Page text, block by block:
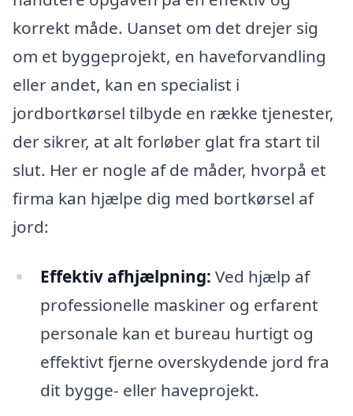
korrekt måde. Uanset om det drejer sig
om et byggeprojekt, en haveforvandling
eller andet, kan en specialist i
jordbortkørsel tilbyde en række tjenester,
der sikrer, at alt forløber glat fra start til
slut. Her er nogle af de måder, hvorpå et
firma kan hjælpe dig med bortkørsel af
jord:
Effektiv afhjælpning: Ved hjælp af
professionelle maskiner og erfarent
personale kan et bureau hurtigt og
effektivt fjerne overskydende jord fra
dit bygge- eller haveprojekt.